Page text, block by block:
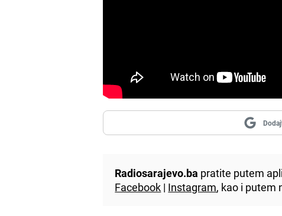
Radiosarajevo.ba pratite putem
Facebook | Instagram, kao i putem